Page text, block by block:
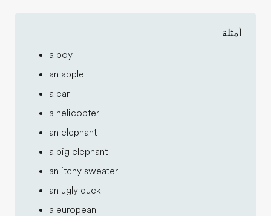
أمثلة
a boy
an apple
a car
a helicopter
an elephant
a big elephant
an itchy sweater
an ugly duck
a european